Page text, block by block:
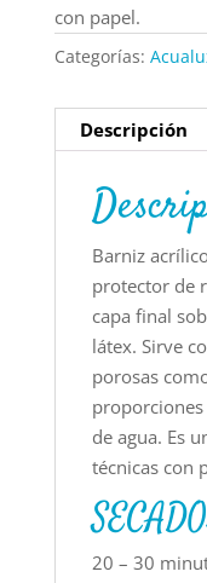
con papel.
Categorías:
Descripción
Barniz
protector de
capa final
látex. Sirve
porosas
de agua. Es
técnicas con
20 – 30